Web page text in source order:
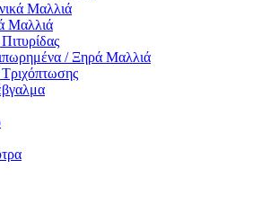
Μαλλιά
Μαλλιά
/ Ξηρά Μαλλιά